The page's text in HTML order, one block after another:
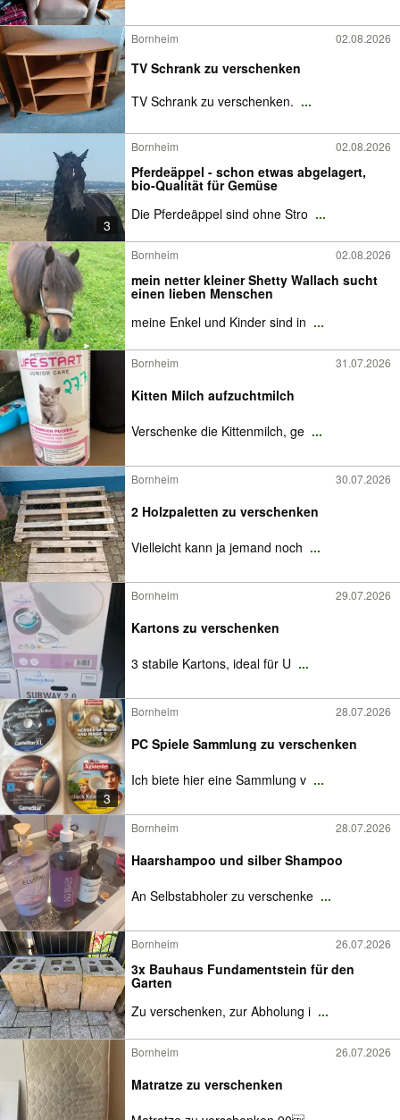
Bornheim 02.08.2026
TV Schrank zu verschenken
TV Schrank zu verschenken. ...
3
Bornheim 02.08.2026
Pferdeäppel - schon etwas abgelagert,
bio-Qualität für Gemüse
Die Pferdeäppel sind ohne Stro ...
Bornheim 02.08.2026
mein netter kleiner Shetty Wallach sucht
einen lieben Menschen
meine Enkel und Kinder sind in ...
Bornheim 31.07.2026
Kitten Milch aufzuchtmilch
Verschenke die Kittenmilch, ge ...
Bornheim 30.07.2026
2 Holzpaletten zu verschenken
Vielleicht kann ja jemand noch ...
Bornheim 29.07.2026
Kartons zu verschenken
3 stabile Kartons, ideal für U ...
3
Bornheim 28.07.2026
PC Spiele Sammlung zu verschenken
Ich biete hier eine Sammlung v ...
Bornheim 28.07.2026
Haarshampoo und silber Shampoo
An Selbstabholer zu verschenke ...
Bornheim 26.07.2026
3x Bauhaus Fundamentstein für den
Garten
Zu verschenken, zur Abholung i ...
Bornheim 26.07.2026
Matratze zu verschenken